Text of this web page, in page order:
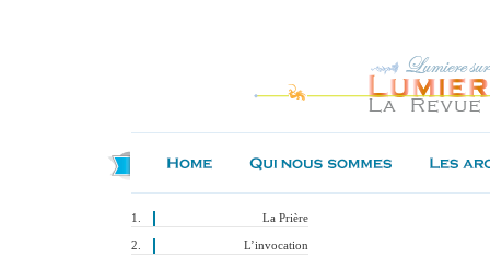
La Prière
L’invocation